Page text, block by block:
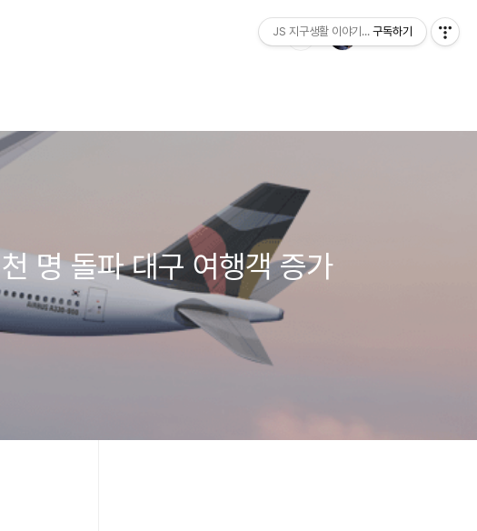
명 돌파 대구 여행객 증가
JS 지구생활 이야기... 구독하기